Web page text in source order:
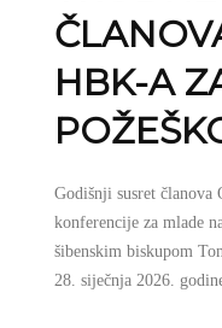
HBK-A
Godišnji susret članova
konferencije za mlade
šibenskim biskupom
28. siječnja 2026.